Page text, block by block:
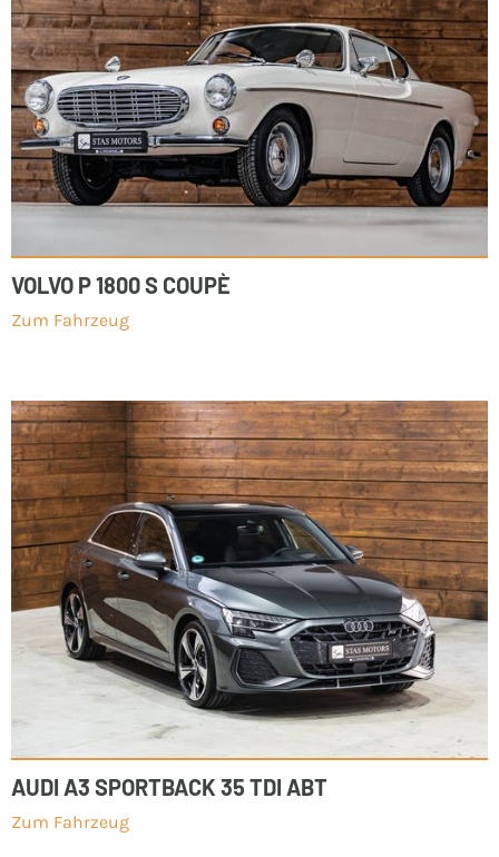
VOLVO P 1800 S COUPÈ
Zum Fahrzeug
AUDI A3 SPORTBACK 35 TDI ABT
Zum Fahrzeug